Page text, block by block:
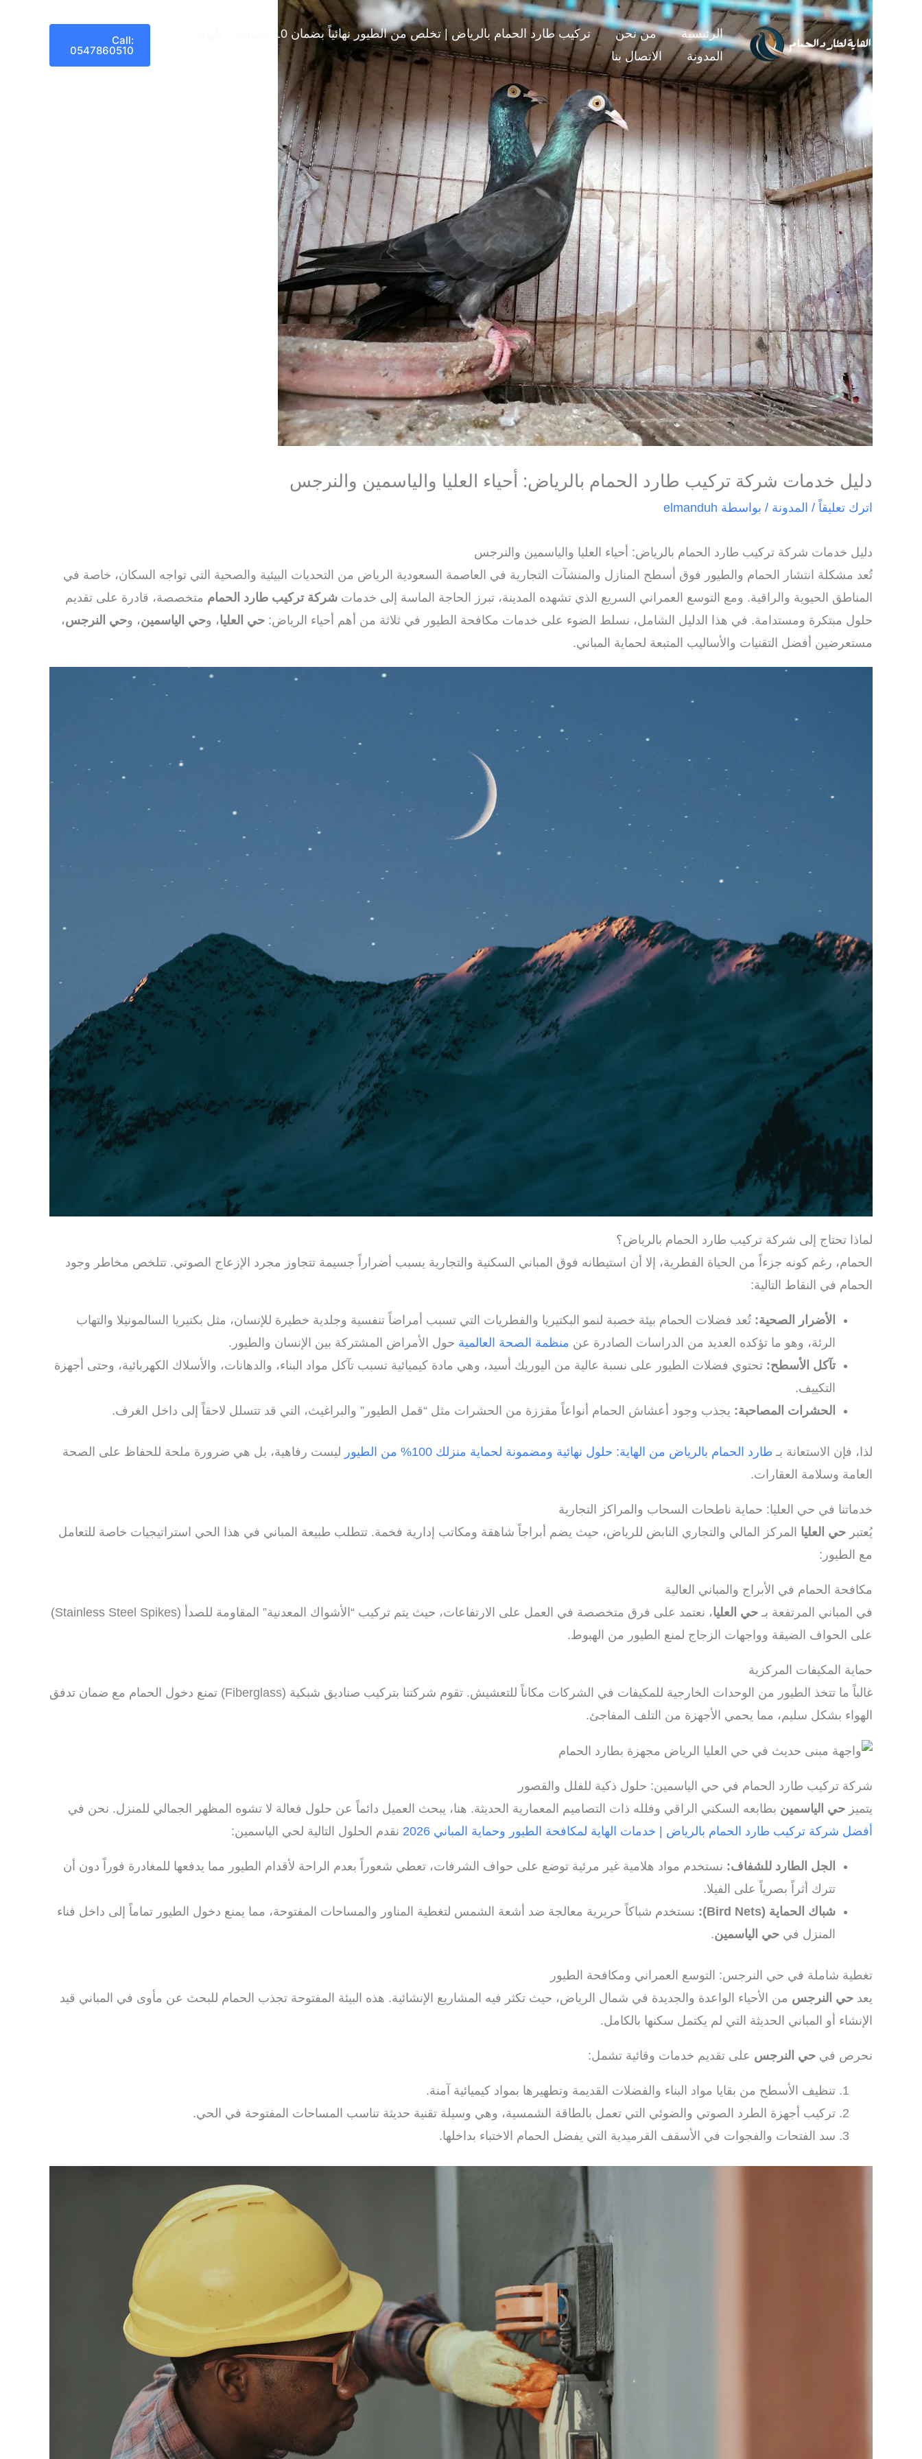
الرئيسية من نحن
تركيب طارد الحمام بالرياض | تخلص من الطيور نهائياً بضمان 10 سنوات – الهاية
المدونة
الاتصال بنا
Call:
0547860510
دليل خدمات شركة تركيب طارد الحمام بالرياض: أحياء العليا والياسمين والنرجس
اترك تعليقاً / المدونة / بواسطة elmanduh
دليل خدمات شركة تركيب طارد الحمام بالرياض: أحياء العليا والياسمين والنرجس
تُعد مشكلة انتشار الحمام والطيور فوق أسطح المنازل والمنشآت التجارية في العاصمة السعودية الرياض من التحديات البيئية والصحية التي تواجه السكان، خاصة في
المناطق الحيوية والراقية. ومع التوسع العمراني السريع الذي تشهده المدينة، تبرز الحاجة الماسة إلى خدمات شركة تركيب طارد الحمام متخصصة، قادرة على تقديم
حلول مبتكرة ومستدامة. في هذا الدليل الشامل، نسلط الضوء على خدمات مكافحة الطيور في ثلاثة من أهم أحياء الرياض: حي العليا، وحي الياسمين، وحي النرجس،
مستعرضين أفضل التقنيات والأساليب المتبعة لحماية المباني.
لماذا تحتاج إلى شركة تركيب طارد الحمام بالرياض؟
الحمام، رغم كونه جزءاً من الحياة الفطرية، إلا أن استيطانه فوق المباني السكنية والتجارية يسبب أضراراً جسيمة تتجاوز مجرد الإزعاج الصوتي. تتلخص مخاطر وجود
الحمام في النقاط التالية:
الأضرار الصحية: تُعد فضلات الحمام بيئة خصبة لنمو البكتيريا والفطريات التي تسبب أمراضاً تنفسية وجلدية خطيرة للإنسان، مثل بكتيريا السالمونيلا والتهاب
الرئة، وهو ما تؤكده العديد من الدراسات الصادرة عن منظمة الصحة العالمية حول الأمراض المشتركة بين الإنسان والطيور.
تآكل الأسطح: تحتوي فضلات الطيور على نسبة عالية من اليوريك أسيد، وهي مادة كيميائية تسبب تآكل مواد البناء، والدهانات، والأسلاك الكهربائية، وحتى أجهزة
التكييف.
الحشرات المصاحبة: يجذب وجود أعشاش الحمام أنواعاً مقززة من الحشرات مثل “قمل الطيور” والبراغيث، التي قد تتسلل لاحقاً إلى داخل الغرف.
لذا، فإن الاستعانة بـ طارد الحمام بالرياض من الهاية: حلول نهائية ومضمونة لحماية منزلك 100% من الطيور
ليست رفاهية، بل هي ضرورة ملحة للحفاظ على الصحة
العامة وسلامة العقارات.
خدماتنا في حي العليا: حماية ناطحات السحاب والمراكز التجارية
يُعتبر حي العليا المركز المالي والتجاري النابض للرياض، حيث يضم أبراجاً شاهقة ومكاتب إدارية فخمة. تتطلب طبيعة المباني في هذا الحي استراتيجيات خاصة للتعامل
مع الطيور:
مكافحة الحمام في الأبراج والمباني العالية
في المباني المرتفعة بـ حي العليا
، نعتمد على فرق متخصصة في العمل على الارتفاعات، حيث يتم تركيب “الأشواك المعدنية” المقاومة للصدأ (Stainless Steel Spikes)
على الحواف الضيقة وواجهات الزجاج لمنع الطيور من الهبوط.
حماية المكيفات المركزية
غالباً ما تتخذ الطيور من الوحدات الخارجية للمكيفات في الشركات مكاناً للتعشيش. تقوم شركتنا بتركيب صناديق شبكية (Fiberglass) تمنع دخول الحمام مع ضمان تدفق
الهواء بشكل سليم، مما يحمي الأجهزة من التلف المفاجئ.
شركة تركيب طارد الحمام في حي الياسمين: حلول ذكية للفلل والقصور
يتميز حي الياسمين بطابعه السكني الراقي وفلله ذات التصاميم المعمارية الحديثة. هنا، يبحث العميل دائماً عن حلول فعالة لا تشوه المظهر الجمالي للمنزل. نحن في
أفضل شركة تركيب طارد الحمام بالرياض | خدمات الهاية لمكافحة الطيور وحماية المباني 2026
نقدم الحلول التالية لحي الياسمين:
الجل الطارد للشفاف: نستخدم مواد هلامية غير مرئية توضع على حواف الشرفات، تعطي شعوراً بعدم الراحة لأقدام الطيور مما يدفعها للمغادرة فوراً دون أن
تترك أثراً بصرياً على الفيلا.
شباك الحماية (Bird Nets):
نستخدم شباكاً حريرية معالجة ضد أشعة الشمس لتغطية المناور والمساحات المفتوحة، مما يمنع دخول الطيور تماماً إلى داخل فناء
المنزل في حي الياسمين.
تغطية شاملة في حي النرجس: التوسع العمراني ومكافحة الطيور
يعد حي النرجس من الأحياء الواعدة والجديدة في شمال الرياض، حيث تكثر فيه المشاريع الإنشائية. هذه البيئة المفتوحة تجذب الحمام للبحث عن مأوى في المباني قيد
الإنشاء أو المباني الحديثة التي لم يكتمل سكنها بالكامل.
نحرص في حي النرجس على تقديم خدمات وقائية تشمل:
تنظيف الأسطح من بقايا مواد البناء والفضلات القديمة وتطهيرها بمواد كيميائية آمنة.
تركيب أجهزة الطرد الصوتي والضوئي التي تعمل بالطاقة الشمسية، وهي وسيلة تقنية حديثة تناسب المساحات المفتوحة في الحي.
سد الفتحات والفجوات في الأسقف القرميدية التي يفضل الحمام الاختباء بداخلها.